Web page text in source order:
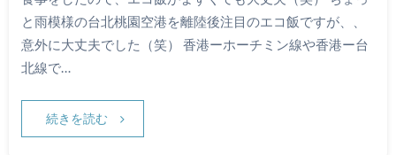
と雨模様の台北桃園空港を離陸後注目のエコ飯ですが、、
意外に大丈夫でした（笑） 香港ーホーチミン線や香港ー台
北線で…
続きを読む